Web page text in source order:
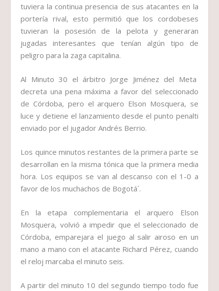
tuviera la continua presencia de sus atacantes en la
portería rival, esto permitió que los cordobeses
tuvieran la posesión de la pelota y generaran
jugadas interesantes que tenían algún tipo de
peligro para la zaga capitalina.
Al Minuto 30 el árbitro Jorge Jiménez del Meta
decreta una pena máxima a favor del seleccionado
de Córdoba, pero el arquero Elson Mosquera, se
luce y detiene el lanzamiento desde el punto penalti
enviado por el jugador Andrés Berrio.
Los quince minutos restantes de la primera parte se
desarrollan en la misma tónica que la primera media
hora. Los equipos se van al descanso con el 1-0 a
favor de los muchachos de Bogotá´.
En la etapa complementaria el arquero Elson
Mosquera, volvió a impedir que el seleccionado de
Córdoba, emparejara el juego al salir airoso en un
mano a mano con el atacante Richard Pérez, cuando
el reloj marcaba el minuto seis.
A partir del minuto 10 del segundo tiempo todo fue